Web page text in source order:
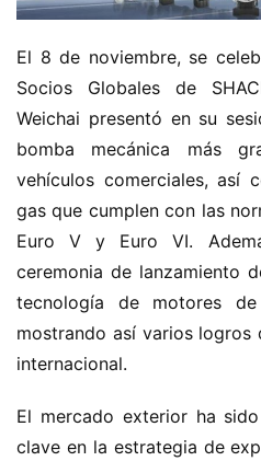
El 8 de noviembre, se
Socios Globales de
Weichai presentó en su
bomba mecánica más
vehículos comerciales, así
gas que cumplen con las
Euro V y Euro VI.
ceremonia de lanzamiento
tecnología de motores
mostrando así varios logros
internacional.
El mercado exterior ha
clave en la estrategia de